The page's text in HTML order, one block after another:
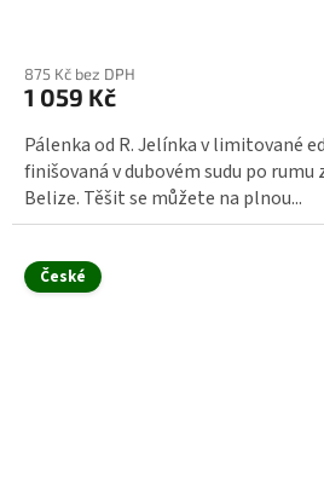
875 Kč bez DPH
1 059 Kč
Pálenka od R. Jelínka v limitované
finišovaná v dubovém sudu po
Belize. Těšit se můžete na plnou...
České